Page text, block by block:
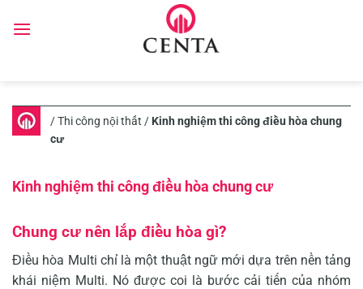
/Thi công nội thất / Kinh nghiệm thi công điều hòa chung
cư
Kinh nghiệm thi công điều hòa chung cư
Chung cư nên lắp điều hòa gì?
Điều hòa Multi chỉ là một thuật ngữ mới dựa trên nền tảng
khái niệm Multi. Nó được coi là bước cải tiến của nhóm